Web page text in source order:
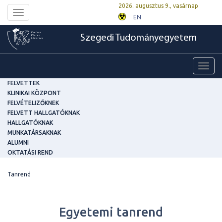
Toggle
navigation
2026. augusztus 9., vasárnap
EN
Szegedi Tudományegyetem
FELVETTEK
KLINIKAI KÖZPONT
FELVÉTELIZŐKNEK
FELVETT HALLGATÓKNAK
HALLGATÓKNAK
MUNKATÁRSAKNAK
ALUMNI
OKTATÁSI REND
Tanrend
Egyetemi tanrend